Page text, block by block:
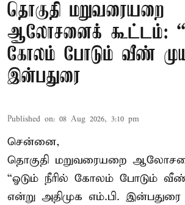
தொகுதி மறுவரையறை
ஆலோசனைக் கூட்டம்:
கோலம் போடும் வீண்
இன்பதுரை
Published on: 08 Aug 2026, 3:10 pm
சென்னை,
தொகுதி மறுவரையறை
“ஓடும் நீரில் கோலம் போடும் வீண்
என்று அதிமுக எம்.பி. இன்பதுரை